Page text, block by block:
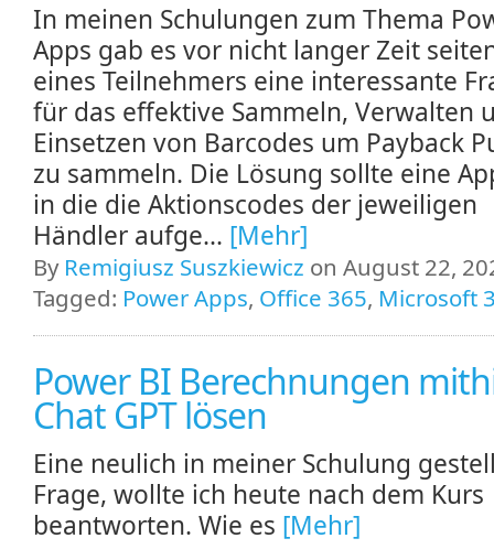
In meinen Schulungen zum Thema
Apps gab es vor nicht langer Zeit
eines Teilnehmers eine interessante
für das effektive Sammeln, Verwalten
Einsetzen von Barcodes um Payback
zu sammeln. Die Lösung sollte eine
in die die Aktionscodes der jeweiligen
Händler aufge... [Mehr]
By Remigiusz Suszkiewicz on August 22,
Tagged: Power Apps, Office 365, Microsoft
Power BI Berechnungen
Chat GPT lösen
Eine neulich in meiner Schulung
Frage, wollte ich heute nach dem Kurs
beantworten. Wie es [Mehr]